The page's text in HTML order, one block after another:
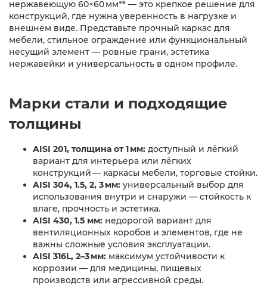
нержавеющую 60×60 мм** — это крепкое решение для
конструкций, где нужна уверенность в нагрузке и
внешнем виде. Представьте прочный каркас для
мебели, стильное ограждение или функциональный
несущий элемент — ровные грани, эстетика
нержавейки и универсальность в одном профиле.
Марки стали и подходящие
толщины
AISI 201, толщина от 1 мм: доступный и лёгкий
вариант для интерьера или лёгких
конструкций — каркасы мебели, торговые стойки.
AISI 304, 1.5, 2, 3 мм: универсальный выбор для
использования внутри и снаружи — стойкость к
влаге, прочность и эстетика.
AISI 430, 1.5 мм: недорогой вариант для
вентиляционных коробов и элементов, где не
важны сложные условия эксплуатации.
AISI 316L, 2–3 мм: максимум устойчивости к
коррозии — для медицины, пищевых
производств или агрессивной среды.